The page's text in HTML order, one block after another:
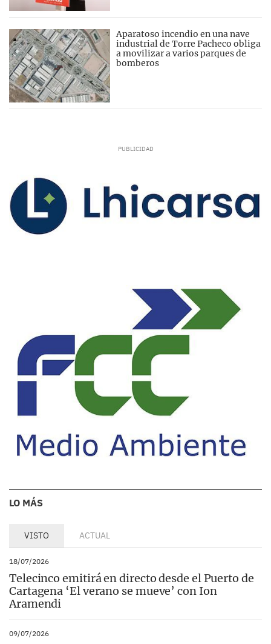
Aparatoso incendio en una nave
industrial de Torre Pacheco obliga
a movilizar a varios parques de
bomberos
LO MÁS
VISTO ACTUAL
18/07/2026
Telecinco emitirá en directo desde el Puerto de
Cartagena ‘El verano se mueve’ con Ion
Aramendi
09/07/2026